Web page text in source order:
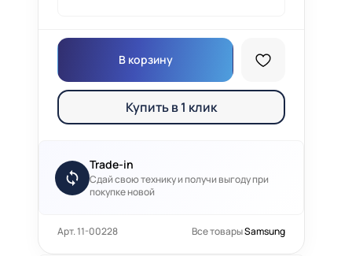
В корзину
Купить в 1 клик
Trade-in
Сдай свою технику и получи выгоду при
покупке новой
Арт. 11-00228 Все товарыSamsung